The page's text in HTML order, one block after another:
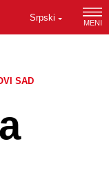
Srpski MENI
SAD